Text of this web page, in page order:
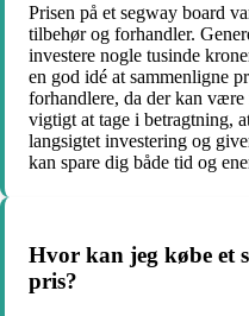
Prisen på et segway board
tilbehør og forhandler.
investere nogle tusinde
en god idé at sammenligne
forhandlere, da der kan
vigtigt at tage i betragtning,
langsigtet investering og
kan spare dig både tid og
Hvor kan jeg købe et
pris?